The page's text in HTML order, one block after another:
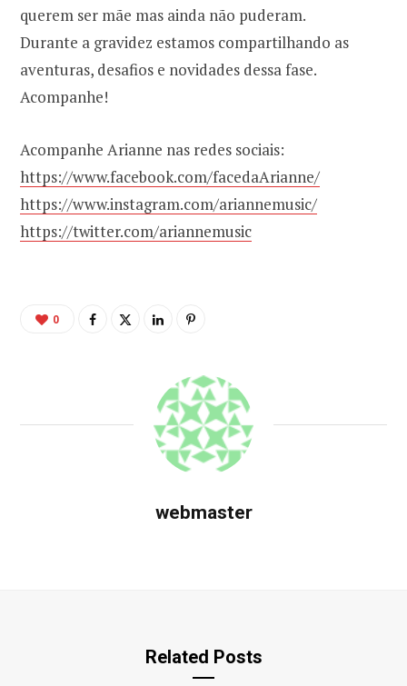
querem ser mãe mas ainda não puderam.
Durante a gravidez estamos compartilhando as
aventuras, desafios e novidades dessa fase.
Acompanhe!
Acompanhe Arianne nas redes sociais:
https://www.facebook.com/facedaArianne/
https://www.instagram.com/ariannemusic/
https://twitter.com/ariannemusic
0
webmaster
Related Posts